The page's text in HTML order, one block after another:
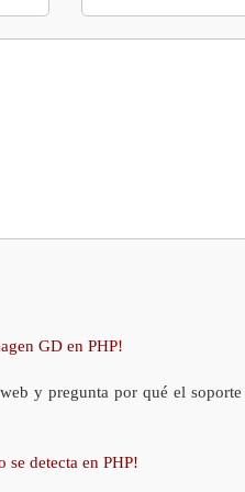
GD en PHP!
y pregunta por qué el
detecta en PHP!